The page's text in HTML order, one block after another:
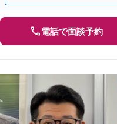
電話で面談予約